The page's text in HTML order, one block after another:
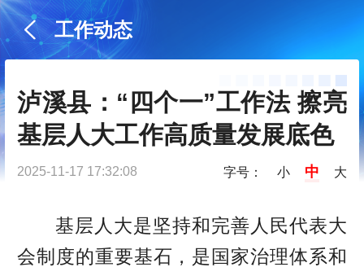
工作动态
泸溪县：“四个一”工作法 擦亮
基层人大工作高质量发展底色
2025-11-17 17:32:08 字号： 小 中 大
基层人大是坚持和完善人民代表大
会制度的重要基石，是国家治理体系和